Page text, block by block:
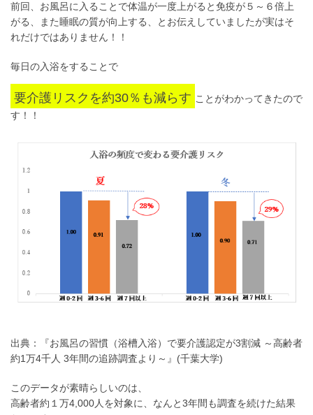
前回、お風呂に入ることで体温が一度上がると免疫が５～６倍上
がる、また睡眠の質が向上する、とお伝えしていましたが実はそ
れだけではありません！！
毎日の入浴をすることで
要介護リスクを約30％も減らす ことがわかってきたので
す！！
出典：『お風呂の習慣（浴槽入浴）で要介護認定が3割減 ～高齢者
約1万4千人 3年間の追跡調査より～』(千葉大学)
このデータが素晴らしいのは、
高齢者約１万4,000人を対象に、なんと3年間も調査を続けた結果